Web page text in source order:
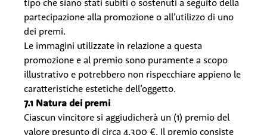
tipo che siano stati subiti o sostenuti a seguito della
partecipazione alla promozione o all’utilizzo di uno
dei premi.
Le immagini utilizzate in relazione a questa
promozione e al premio sono puramente a scopo
illustrativo e potrebbero non rispecchiare appieno le
caratteristiche estetiche dell’oggetto.
7.1 Natura dei premi
Ciascun vincitore si aggiudicherà un (1) premio del
valore presunto di circa 4.300 €. Il premio consiste